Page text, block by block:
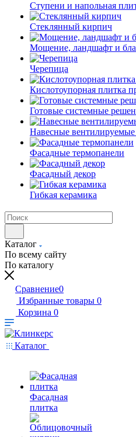
Ступени и напольная
Cтеклянный кирпич
Мощение, ландшафт и
Черепица
Кислотоупорная плитка
Готовые системные
Навесные
Фасадные термопанели
Фасадный декор
Гибкая керамика
Каталог
По всему сайту
По каталогу
Сравнение0
Избранные товары 0
Корзина 0
Каталог
Фасадная
плитка